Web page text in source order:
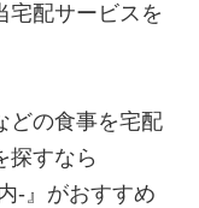
宅配サービスを
どの食事を宅配
探すなら
‐』がおすすめ